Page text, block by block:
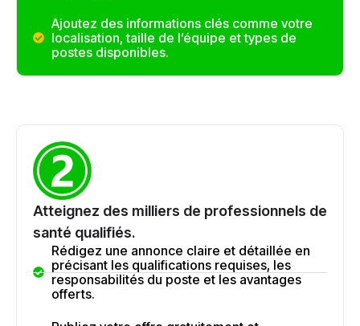
Ajoutez des informations clés comme votre
localisation, taille de l’équipe et types de
postes disponibles.
Atteignez des milliers de professionnels de
santé qualifiés.
Rédigez une annonce claire et détaillée en
précisant les qualifications requises, les
responsabilités du poste et les avantages
offerts.